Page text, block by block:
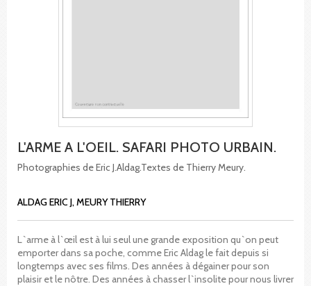
L'ARME A L'OEIL. SAFARI PHOTO URBAIN.
Photographies de Eric J.Aldag.Textes de Thierry Meury.
ALDAG ERIC J, MEURY THIERRY
L`arme à l`œil est à lui seul une grande exposition qu`on peut
emporter dans sa poche, comme Eric Aldag le fait depuis si
longtemps avec ses films. Des années à dégainer pour son
plaisir et le nôtre. Des années à chasser l`insolite pour nous livrer